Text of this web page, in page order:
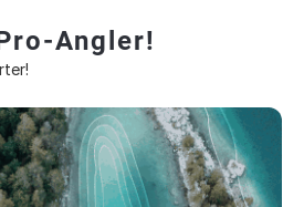
Angler!